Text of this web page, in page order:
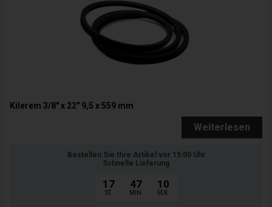
Kilerem 3/8" x 22" 9,5 x 559 mm
Weiterlesen
Bestellen Sie Ihre Artikel vor 15:00 Uhr
Schnelle Lieferung
17
ST.
47
MIN.
09
SEK.